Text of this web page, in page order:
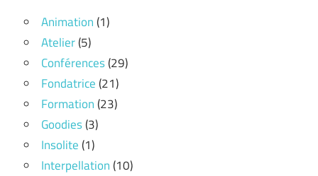
Animation(1)
Atelier(5)
Conférences(29)
Fondatrice(21)
Formation(23)
Goodies(3)
Insolite(1)
Interpellation(10)